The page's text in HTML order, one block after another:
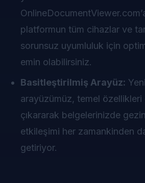
platformun tüm cihazlar ve
sorunsuz uyumluluk için
emin olabilirsiniz.
Basitleştirilmiş Arayüz:
arayüzümüz, temel özellikleri
çıkararak belgelerinizde
etkileşimi her zamankinden
getiriyor.